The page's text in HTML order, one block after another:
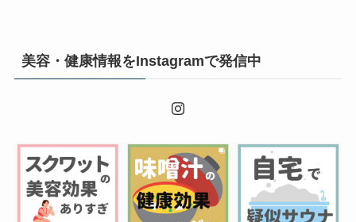
美容・健康情報をInstagramで発信中